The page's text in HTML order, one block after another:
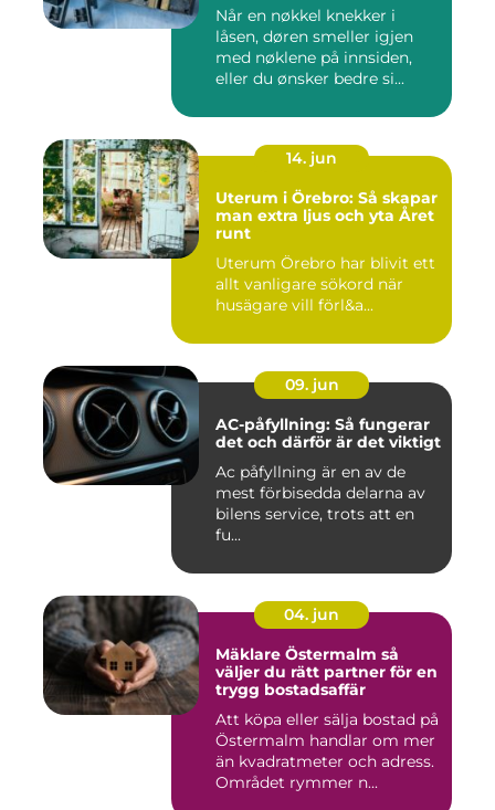
Når en nøkkel knekker i
låsen, døren smeller igjen
med nøklene på innsiden,
eller du ønsker bedre si...
14. jun
Uterum i Örebro: Så skapar
man extra ljus och yta Året
runt
Uterum Örebro har blivit ett
allt vanligare sökord när
husägare vill förl&a...
09. jun
AC-påfyllning: Så fungerar
det och därför är det viktigt
Ac påfyllning är en av de
mest förbisedda delarna av
bilens service, trots att en
fu...
04. jun
Mäklare Östermalm så
väljer du rätt partner för en
trygg bostadsaffär
Att köpa eller sälja bostad på
Östermalm handlar om mer
än kvadratmeter och adress.
Området rymmer n...